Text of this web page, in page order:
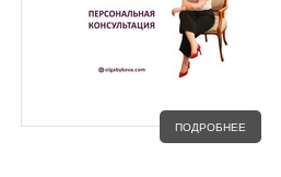
ПОДРОБНЕЕ